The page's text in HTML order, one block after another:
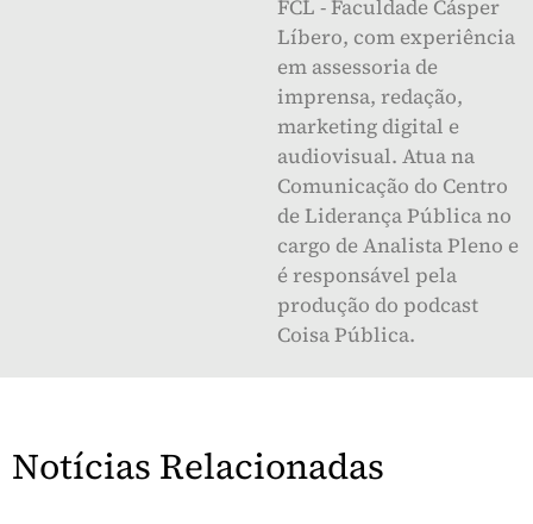
FCL - Faculdade Cásper
Líbero, com experiência
em assessoria de
imprensa, redação,
marketing digital e
audiovisual. Atua na
Comunicação do Centro
de Liderança Pública no
cargo de Analista Pleno e
é responsável pela
produção do podcast
Coisa Pública.
Notícias Relacionadas